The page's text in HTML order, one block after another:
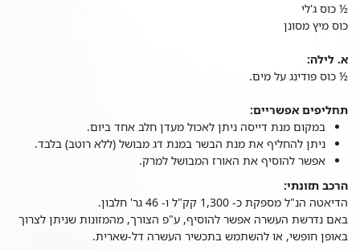
½ כוס ג'לי
כוס מיץ מסונן
א. לילה:
½ כוס פודינג על מים.
תחליפים אפשריים:
במקום מנת דייסה ניתן לאכול מעדן חלב אחד ביום.
ניתן להחליף את מנת הבשר במנת דג מבושל (ללא רוטב) בלבד.
אפשר להוסיף את האורז המבושל למרק.
הרכב תזונתי:
הדיאטה הנ"ל מספקת כ- 1,300 קק"ל ו- 46 גר' חלבון.
באם נדרשת העשרה אפשר להוסיף, ע"פ הצורך, מהמזונות שניתן לצרוך
באופן חופשי, או להשתמש בתכשיר העשרה דל-שארית.